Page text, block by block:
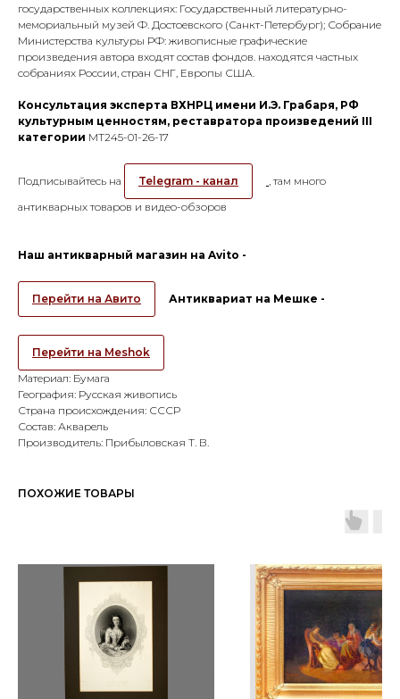
государственных коллекциях: Государственный литературно-
мемориальный музей Ф. Достоевского (Санкт-Петербург); Собрание
Министерства культуры РФ: живописные графические
произведения автора входят состав фондов. находятся частных
собраниях России, стран СНГ, Европы США.
Консультация эксперта ВХНРЦ имени И.Э. Грабаря, РФ
культурным ценностям, реставратора произведений III
категории МТ245-01-26-17
Подписывайтесь на Telegram - канал
, там много
антикварных товаров и видео-обзоров
Наш антикварный магазин на Avito -
Перейти на Авито Антиквариат на Мешке -
Перейти на Meshok
Материал: Бумага
География: Русская живопись
Страна происхождения: СССР
Состав: Акварель
Производитель: Прибыловская Т. В.
ПОХОЖИЕ ТОВАРЫ